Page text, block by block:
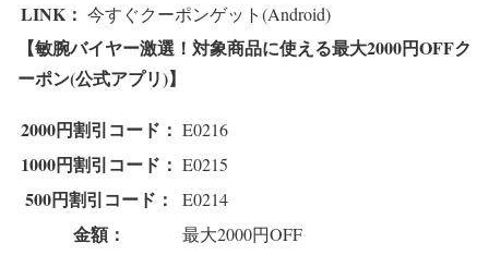
LINK： 今すぐクーポンゲット(Android)
【敏腕バイヤー激選！対象商品に使える最大2000円OFFク
ーポン(公式アプリ)】
2000円割引コード： E0216
1000円割引コード： E0215
500円割引コード： E0214
金額： 最大2000円OFF